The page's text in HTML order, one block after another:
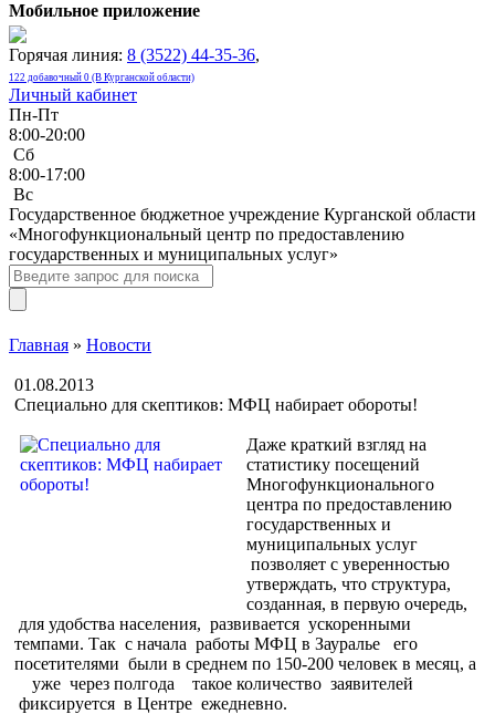
Мобильное приложение
Горячая линия: 8 (3522) 44-35-36,
122 добавочный 0 (В Курганской области)
Личный кабинет
Пн-Пт
8:00-20:00
Сб
8:00-17:00
Bc
Государственное бюджетное учреждение Курганской области
«Многофункциональный центр по предоставлению
государственных и муниципальных услуг»
Главная » Новости
01.08.2013
Специально для скептиков: МФЦ набирает обороты!
Даже краткий взгляд на
статистику посещений
Многофункционального
центра по предоставлению
государственных и
муниципальных услуг
позволяет с уверенностью
утверждать, что структура,
созданная, в первую очередь,
для удобства населения, развивается ускоренными
темпами. Так с начала работы МФЦ в Зауралье его
посетителями были в среднем по 150-200 человек в месяц, а
уже через полгода такое количество заявителей
фиксируется в Центре ежедневно.